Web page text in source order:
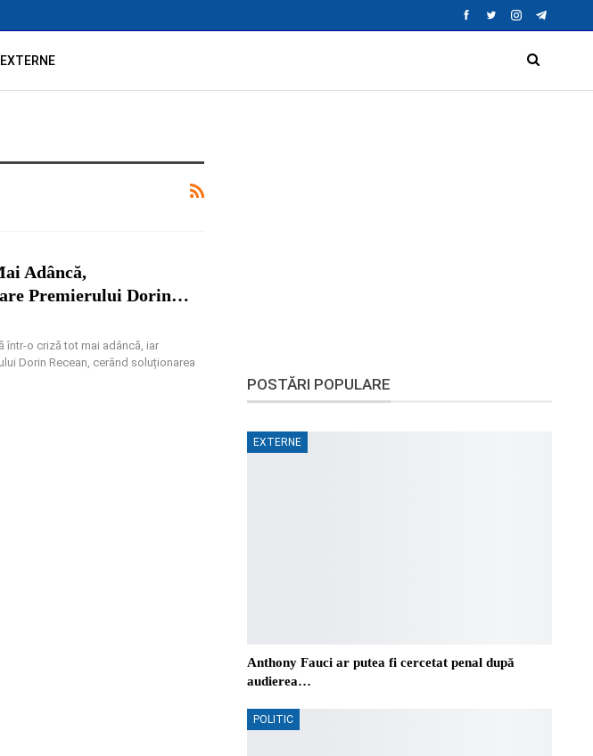
EXTERNE
Adâncă,
Premierului Dorin…
într-o criză tot mai adâncă, iar
Dorin Recean, cerând soluționarea
POSTĂRI POPULARE
EXTERNE
Anthony Fauci ar putea fi cercetat penal după
audierea…
POLITIC